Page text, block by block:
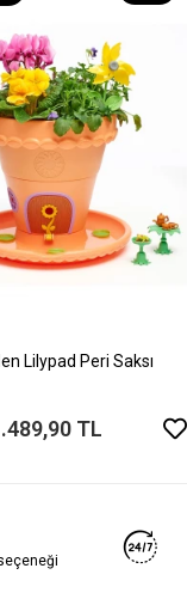
Lilypad Peri Saksı
TL